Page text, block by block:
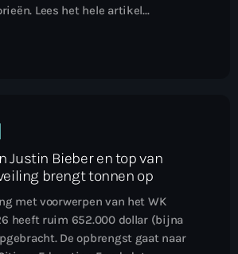
Lees het hele artikel...
Justin Bieber en top van
brengt tonnen op
met voorwerpen van het WK
heeft ruim 652.000 dollar (bijna
De opbrengst gaat naar